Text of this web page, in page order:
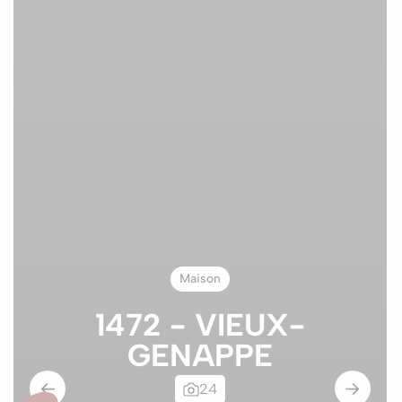
Maison
1472 - VIEUX-
GENAPPE
24